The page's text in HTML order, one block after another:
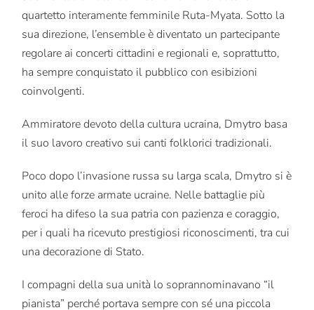
quartetto interamente femminile Ruta-Myata. Sotto la
sua direzione, l’ensemble è diventato un partecipante
regolare ai concerti cittadini e regionali e, soprattutto,
ha sempre conquistato il pubblico con esibizioni
coinvolgenti.
Ammiratore devoto della cultura ucraina, Dmytro basa
il suo lavoro creativo sui canti folklorici tradizionali.
Poco dopo l’invasione russa su larga scala, Dmytro si è
unito alle forze armate ucraine. Nelle battaglie più
feroci ha difeso la sua patria con pazienza e coraggio,
per i quali ha ricevuto prestigiosi riconoscimenti, tra cui
una decorazione di Stato.
I compagni della sua unità lo soprannominavano “il
pianista” perché portava sempre con sé una piccola